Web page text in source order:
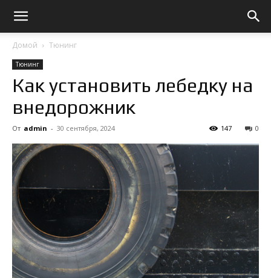
Домой Тюнинг
Тюнинг
Как установить лебедку на
внедорожник
От admin - 30 сентября, 2024 0
147